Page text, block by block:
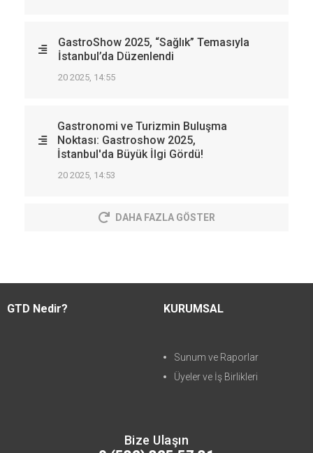
GastroShow 2025, “Sağlık” Temasıyla
İstanbul’da Düzenlendi
20 2025, 14:55
Gastronomi ve Turizmin Buluşma
Noktası: Gastroshow 2025,
İstanbul'da Büyük İlgi Gördü!
20 2025, 14:53
DAHA FAZLA GÖSTER
GTD Nedir? KURUMSAL
Sunum ve Raporlar
Üyeler ve İş Birlikleri
Bize Ulaşın